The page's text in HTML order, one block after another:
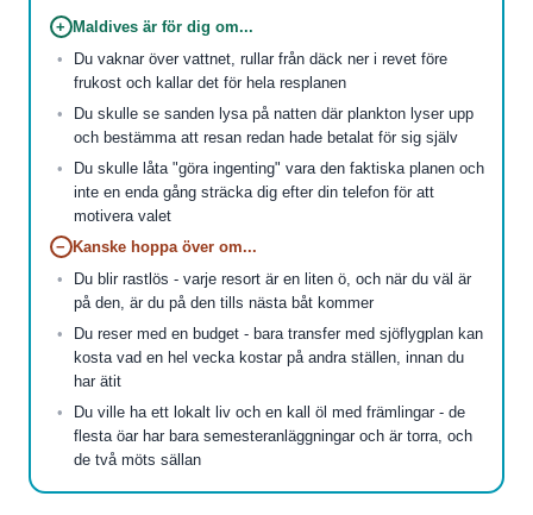
+ Maldives är för dig om...
Du vaknar över vattnet, rullar från däck ner i revet före
frukost och kallar det för hela resplanen
Du skulle se sanden lysa på natten där plankton lyser upp
och bestämma att resan redan hade betalat för sig själv
Du skulle låta "göra ingenting" vara den faktiska planen och
inte en enda gång sträcka dig efter din telefon för att
motivera valet
− Kanske hoppa över om...
Du blir rastlös - varje resort är en liten ö, och när du väl är
på den, är du på den tills nästa båt kommer
Du reser med en budget - bara transfer med sjöflygplan kan
kosta vad en hel vecka kostar på andra ställen, innan du
har ätit
Du ville ha ett lokalt liv och en kall öl med främlingar - de
flesta öar har bara semesteranläggningar och är torra, och
de två möts sällan